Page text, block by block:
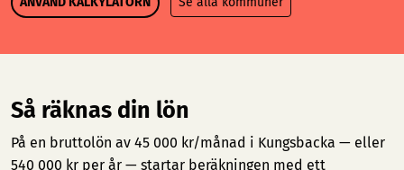
Så räknas din lön
På en bruttolön av 45 000 kr/månad i Kungsbacka — eller
540 000 kr per år — startar beräkningen med ett